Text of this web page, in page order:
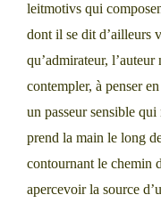
leitmotivs qui
dont il se dit d’ailleurs
qu’admirateur,
contempler, à penser
un passeur sensible
prend la main le long
contournant le chemin
apercevoir la source